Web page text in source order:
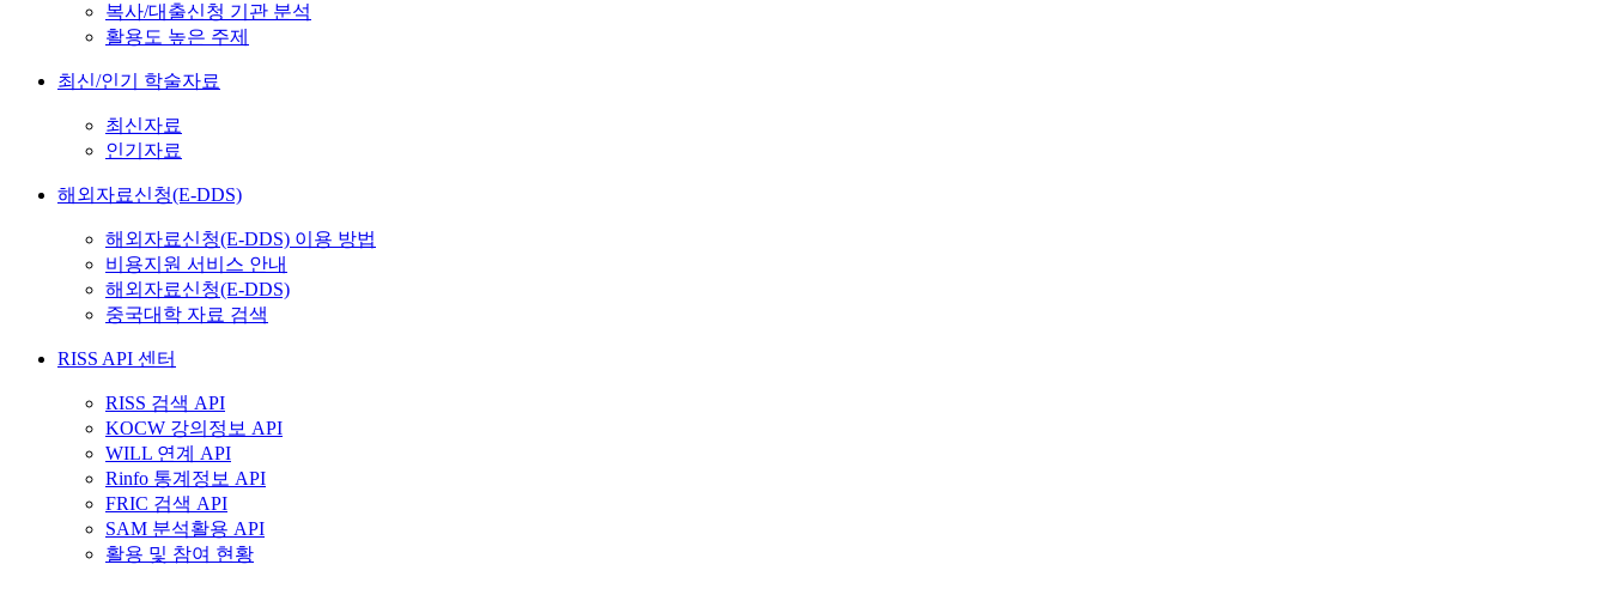
복사/대출신청 기관 분석
활용도 높은 주제
최신/인기 학술자료
최신자료
인기자료
해외자료신청(E-DDS)
해외자료신청(E-DDS) 이용 방법
비용지원 서비스 안내
해외자료신청(E-DDS)
중국대학 자료 검색
RISS API 센터
RISS 검색 API
KOCW 강의정보 API
WILL 연계 API
Rinfo 통계정보 API
FRIC 검색 API
SAM 분석활용 API
활용 및 참여 현황